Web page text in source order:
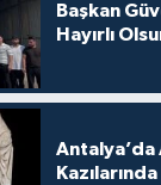
Başkan
Hayırlı
Antalya’da